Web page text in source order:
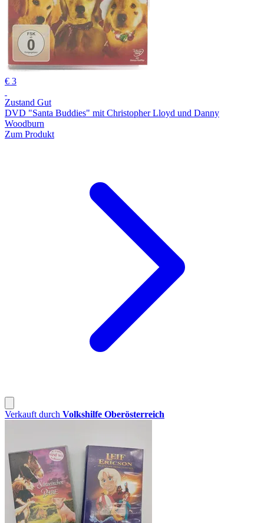
€ 3
Zustand Gut
DVD "Santa Buddies" mit Christopher Lloyd und Danny
Woodburn
Zum Produkt
Verkauft durch Volkshilfe Oberösterreich